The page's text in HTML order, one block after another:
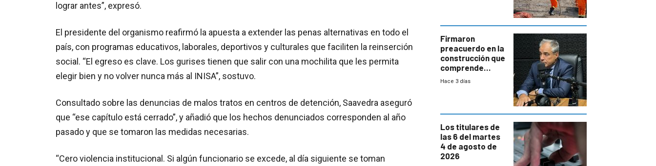
lograr antes”, expresó.
El presidente del organismo reafirmó la apuesta a extender las penas alternativas en todo el
país, con programas educativos, laborales, deportivos y culturales que faciliten la reinserción
social. “El egreso es clave. Los gurises tienen que salir con una mochilita que les permita
elegir bien y no volver nunca más al INISA”, sostuvo.
Consultado sobre las denuncias de malos tratos en centros de detención, Saavedra aseguró
que “ese capítulo está cerrado”, y añadió que los hechos denunciados corresponden al año
pasado y que se tomaron las medidas necesarias.
“Cero violencia institucional. Si algún funcionario se excede, al día siguiente se toman
a revisar
proyectos
Firmaron
preacuerdo en la
construcción que
comprende
reducción
Hace 3 días
Los titulares de
las 6 del martes
4 de agosto de
2026